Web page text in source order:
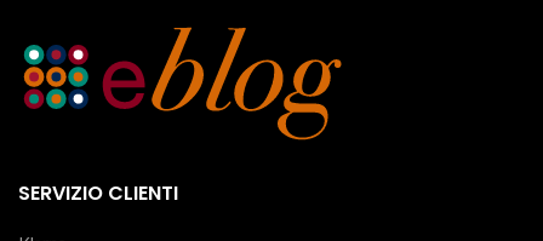
SERVIZIO CLIENTI